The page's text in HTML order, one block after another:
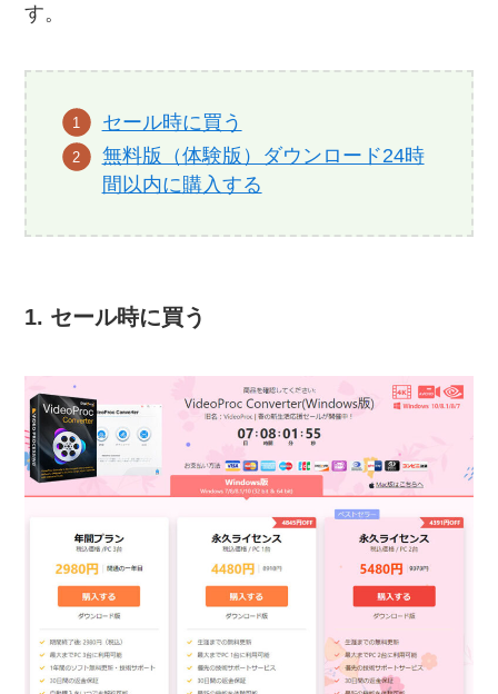
す。
セール時に買う
無料版（体験版）ダウンロード24時
間以内に購入する
1. セール時に買う